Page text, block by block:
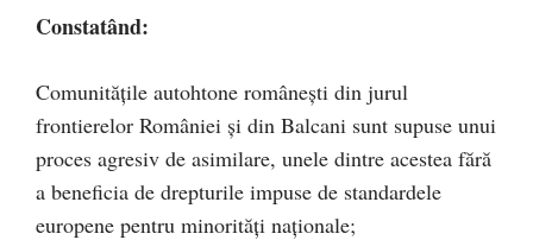
Constatând:
Comunităţile autohtone româneşti din jurul
frontierelor României şi din Balcani sunt supuse unui
proces agresiv de asimilare, unele dintre acestea fără
a beneficia de drepturile impuse de standardele
europene pentru minorităţi naţionale;